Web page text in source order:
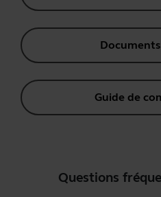
Guide de
Questions